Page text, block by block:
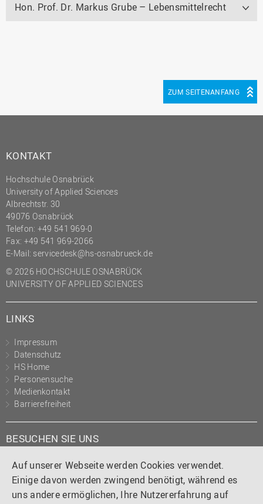
Auf unserer Webseite werden Cookies verwendet.
Einige davon werden zwingend benötigt, während es
uns andere ermöglichen, Ihre Nutzererfahrung auf
Hon. Prof. Dr. Markus Grube – Lebensmittelrecht
ZUM SEITENANFANG
KONTAKT
Hochschule Osnabrück
University of Applied Sciences
Albrechtstr. 30
49076 Osnabrück
Telefon: +49 541 969-0
Fax: +49 541 969-2066
E-Mail: servicedesk@hs-osnabrueck.de
© 2026 HOCHSCHULE OSNABRÜCK
UNIVERSITY OF APPLIED SCIENCES
LINKS
Impressum
Datenschutz
HS Home
Personensuche
Medienkontakt
Barrierefreiheit
BESUCHEN SIE UNS
Instagram
TiktokLinkedIn
YouTube
Facebook